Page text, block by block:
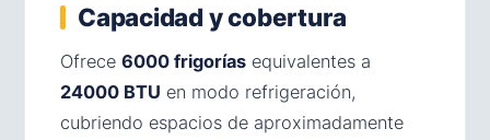
Capacidad y cobertura
Ofrece 6000 frigorías equivalentes a
24000 BTU en modo refrigeración,
cubriendo espacios de aproximadamente